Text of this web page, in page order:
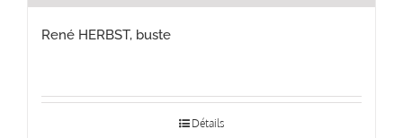
René HERBST, buste
Détails